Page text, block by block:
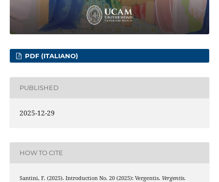
PDF (ITALIANO)
PUBLISHED
2025-12-29
HOW TO CITE
Santini, F. (2025). Introduction No. 20 (2025): Vergentis. Vergentis.